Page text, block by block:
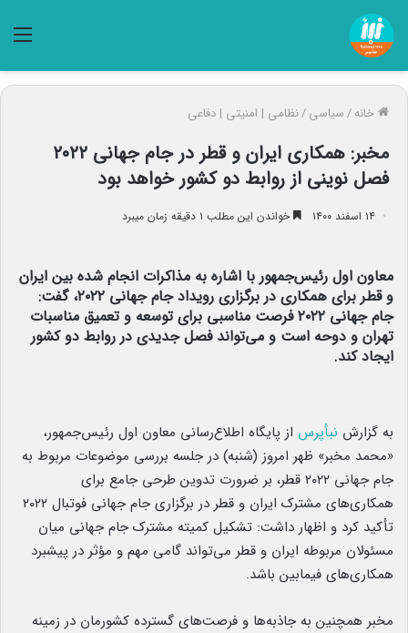
خانه/سیاسی/نظامی | امنیتی | دفاعی
مخبر: همکاری ایران و قطر در جام جهانی ۲۰۲۲
فصل نوینی از روابط دو کشور خواهد بود
۱۴ اسفند ۱۴۰۰ خواندن این مطلب ۱ دقیقه زمان میبرد
معاون اول رئیس‌جمهور با اشاره به مذاکرات انجام شده بین ایران
و قطر برای همکاری در برگزاری رویداد جام جهانی ۲۰۲۲، گفت:
جام جهانی ۲۰۲۲ فرصت مناسبی برای توسعه و تعمیق مناسبات
تهران و دوحه است و می‌تواند فصل جدیدی در روابط دو کشور
ایجاد کند.
به گزارش نبأپرس از پایگاه اطلاع‌رسانی معاون اول رئیس‌جمهور،
«محمد مخبر» ظهر امروز (شنبه) در جلسه بررسی موضوعات مربوط به
جام جهانی ۲۰۲۲ قطر، بر ضرورت تدوین طرحی جامع برای
همکاری‌های مشترک ایران و قطر در برگزاری جام جهانی فوتبال ۲۰۲۲
تأکید کرد و اظهار داشت: تشکیل کمیته مشترک جام جهانی میان
مسئولان مربوطه ایران و قطر می‌تواند گامی مهم و مؤثر در پیشبرد
همکاری‌های فیمابین باشد.
مخبر همچنین به جاذبه‌ها و فرصت‌های گسترده کشورمان در زمینه